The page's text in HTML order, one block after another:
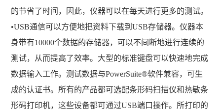
的节省了时间，因此，仪器可以在每天进行更多的测试。
•USB通信可以方便地把资料下载到USB存储器。仪器本
身带有10000个数据的存储器，可以不间断地进行连续的
测试，从而提高了效率。大型的标准键盘可以快速地完成
数据输入工作。测试数据与PowerSuite®软件兼容，可生
成的认证书。所有的产品都可选配条形码扫描仪和热敏条
形码打印机，这些设备都可通过USB端口操作。所打印的